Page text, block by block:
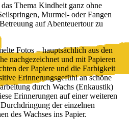
Thema Kindheit ganz ohne
Murmel- oder Fangen
auf Abenteuertour zu
Fotos – hauptsächlich aus den
nachgezeichnet und mit Papieren
der Papiere und die Farbigkeit
Erinnerungsgefühl an schöne
durch Wachs (Enkaustik)
Erinnerungen auf einer weiteren
der einzelnen
des Wachses ins Papier.